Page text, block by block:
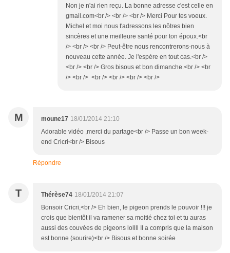
Non je n'ai rien reçu. La bonne adresse c'est celle en
gmail.com<br /> <br /> <br /> Merci Pour tes voeux.
Michel et moi nous t'adressons les nôtres bien
sincères et une meilleure santé pour ton époux.<br
/> <br /> <br /> Peut-être nous rencontrerons-nous à
nouveau cette année. Je l'espère en tout cas.<br />
<br /> <br /> Gros bisous et bon dimanche.<br /> <br
/> <br /> <br /> <br /> <br /> <br />
M moune17 18/01/2014 21:10
Adorable vidéo ,merci du partage<br /> Passe un bon week-
end Cricri<br /> Bisous
Répondre
T Thérèse74 18/01/2014 21:07
Bonsoir Cricri,<br /> Eh bien, le pigeon prends le pouvoir !!! je
crois que bientôt il va ramener sa moitié chez toi et tu auras
aussi des couvées de pigeons lollll Il a compris que la maison
est bonne (sourire)<br /> Bisous et bonne soirée